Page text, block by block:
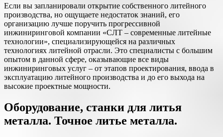
Если вы запланировали открытие собственного литейного
производства, но ощущаете недостаток знаний, его
организацию лучше поручить прогрессивной
инжиниринговой компании «СЛТ – современные литейные
технологии», специализирующейся на различных
технологиях литейной отрасли. Это специалисты с большим
опытом в данной сфере, оказывающие все виды
инжиниринговых услуг – от этапов проектирования, ввода в
эксплуатацию литейного производства и до его выхода на
высокие проектные мощности.
Оборудование, станки для литья
металла. Точное литье металла.